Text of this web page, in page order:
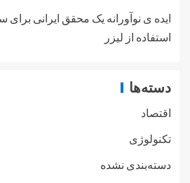
ایده ی نوآورانه یک محقق ایرانی برای
استفاده از لیزر
دسته‌ها
اقتصاد
تکنولوژی
دسته‌بندی نشده